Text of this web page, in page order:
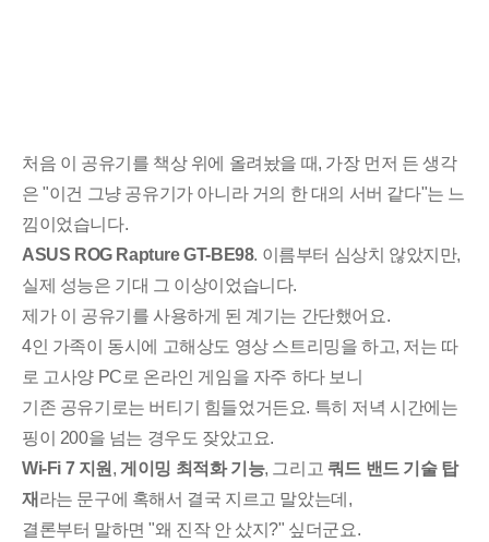
처음 이 공유기를 책상 위에 올려놨을 때, 가장 먼저 든 생각
은 "이건 그냥 공유기가 아니라 거의 한 대의 서버 같다"는 느
낌이었습니다.
ASUS ROG Rapture GT-BE98. 이름부터 심상치 않았지만,
실제 성능은 기대 그 이상이었습니다.
제가 이 공유기를 사용하게 된 계기는 간단했어요.
4인 가족이 동시에 고해상도 영상 스트리밍을 하고, 저는 따
로 고사양 PC로 온라인 게임을 자주 하다 보니
기존 공유기로는 버티기 힘들었거든요. 특히 저녁 시간에는
핑이 200을 넘는 경우도 잦았고요.
Wi-Fi 7 지원 ,게이밍 최적화 기능, 그리고 쿼드 밴드 기술 탑
재 라는 문구에 혹해서 결국 지르고 말았는데,
결론부터 말하면 "왜 진작 안 샀지?" 싶더군요.